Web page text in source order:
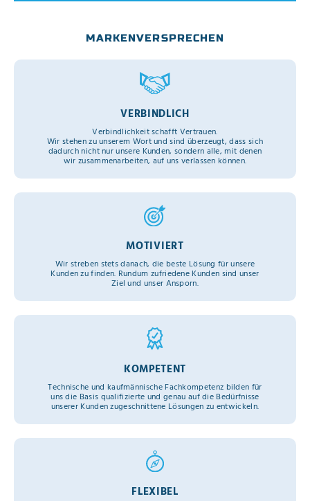
MARKENVERSPRECHEN
VERBINDLICH
Verbindlichkeit schafft Vertrauen.
Wir stehen zu unserem Wort und sind überzeugt, dass sich
dadurch nicht nur unsere Kunden, sondern alle, mit denen
wir zusammenarbeiten, auf uns verlassen können.
MOTIVIERT
Wir streben stets danach, die beste Lösung für unsere
Kunden zu finden. Rundum zufriedene Kunden sind unser
Ziel und unser Ansporn.
KOMPETENT
Technische und kaufmännische Fachkompetenz bilden für
uns die Basis qualifizierte und genau auf die Bedürfnisse
unserer Kunden zugeschnittene Lösungen zu entwickeln.
FLEXIBEL